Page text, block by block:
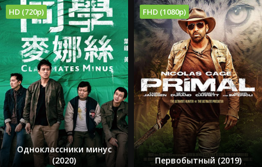
HD (720p)
Одноклассники минус
(2020)
FHD (1080p)
Первобытный (2019)